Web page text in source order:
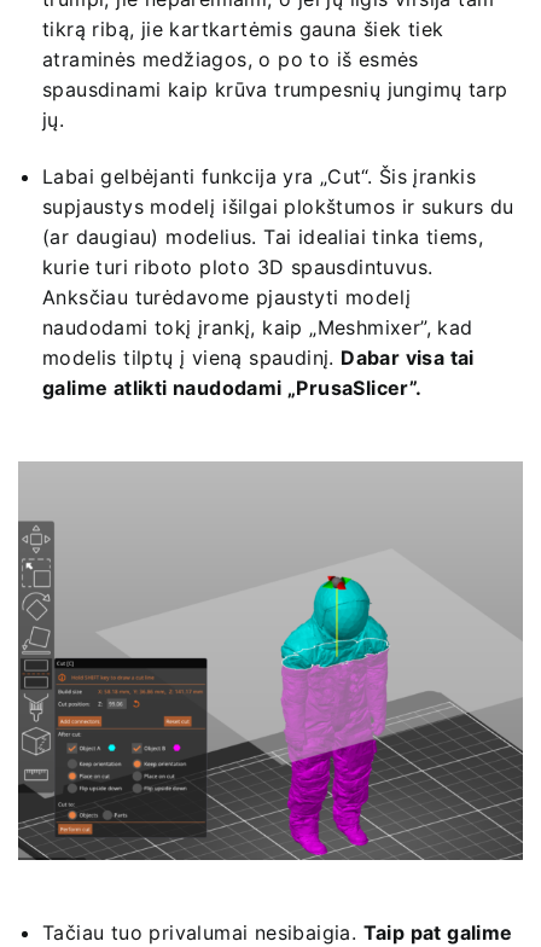
tikrą ribą, jie kartkartėmis gauna šiek tiek
atraminės medžiagos, o po to iš esmės
spausdinami kaip krūva trumpesnių jungimų tarp
jų.
Labai gelbėjanti funkcija yra „Cut“. Šis įrankis
supjaustys modelį išilgai plokštumos ir sukurs du
(ar daugiau) modelius. Tai idealiai tinka tiems,
kurie turi riboto ploto 3D spausdintuvus.
Anksčiau turėdavome pjaustyti modelį
naudodami tokį įrankį, kaip „Meshmixer”, kad
modelis tilptų į vieną spaudinį. Dabar visa tai
galime atlikti naudodami „PrusaSlicer”.
Tačiau tuo privalumai nesibaigia. Taip pat galime